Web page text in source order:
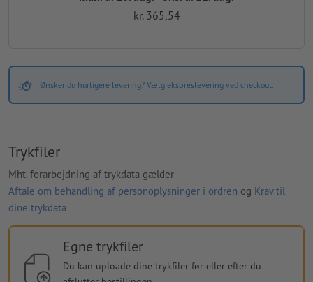
kr. 365,54
Ønsker du hurtigere levering? Vælg ekspreslevering ved checkout.
Trykfiler
Mht. forarbejdning af trykdata gælder
Aftale om behandling af personoplysninger i ordren og Krav til
dine trykdata
Egne trykfiler
Du kan uploade dine trykfiler før eller efter du